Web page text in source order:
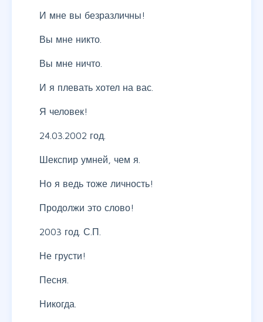
И мне вы безразличны!
Вы мне никто.
Вы мне ничто.
И я плевать хотел на вас.
Я человек!
24.03.2002 год.
Шекспир умней, чем я.
Но я ведь тоже личность!
Продолжи это слово!
2003 год. С.П.
Не грусти!
Песня.
Никогда.